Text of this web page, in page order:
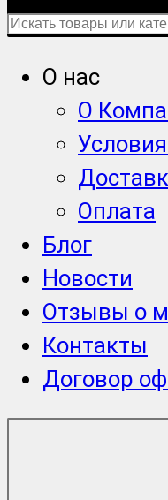
О нас
О
Оплата
Блог
Новости
Отзывы о
Контакты
Договор